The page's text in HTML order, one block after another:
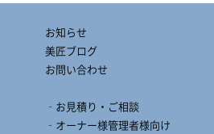
お知らせ
美匠ブログ
お問い合わせ
‐お見積り・ご相談
‐オーナー様管理者様向け